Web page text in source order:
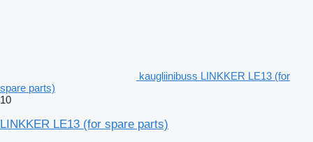
kaugliinibuss LINKKER LE13 (for
spare parts)
10
LINKKER LE13 (for spare parts)